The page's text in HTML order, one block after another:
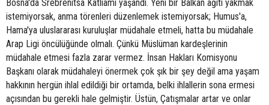
Bosna'da Srebrenitsa Katliamı yaşandı. Yeni bir Balkan ağıtı yakmak
istemiyorsak, anma törenleri düzenlemek istemiyorsak; Humus'a,
Hama'ya uluslararası kuruluşlar müdahale etmeli, hatta bu müdahale
Arap Ligi öncülüğünde olmalı. Çünkü Müslüman kardeşlerinin
müdahale etmesi fazla zarar vermez. İnsan Hakları Komisyonu
Başkanı olarak müdahaleyi önermek çok şık bir şey değil ama yaşam
hakkının hergün ihlal edildiği bir ortamda, belki ihlallerin sona ermesi
açısından bu gerekli hale gelmiştir. Üstün, Çatışmalar artar ve onlar